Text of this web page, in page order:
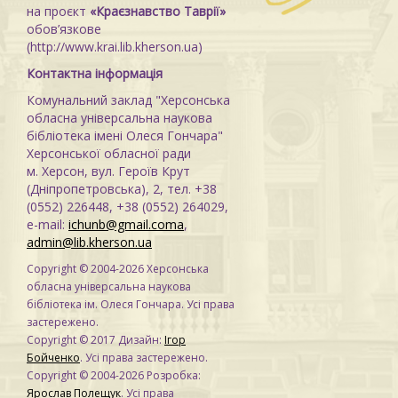
на проєкт «Краєзнавство Таврії»
обов’язкове
(http://www.krai.lib.kherson.ua)
Контактна інформація
Комунальний заклад "Херсонська
обласна універсальна наукова
бібліотека імені Олеся Гончара"
Херсонської обласної ради
м. Херсон, вул. Героїв Крут
(Дніпропетровська), 2, тел. +38
(0552) 226448, +38 (0552) 264029,
e-mail: ichunb@gmail.coma,
admin@lib.kherson.ua
Copyright © 2004-2026 Херсонська
обласна універсальна наукова
бібліотека ім. Олеся Гончара. Усі права
застережено.
Copyright © 2017 Дизайн: Ігор
Бойченко. Усі права застережено.
Copyright © 2004-2026 Розробка:
Ярослав Полещук. Усі права